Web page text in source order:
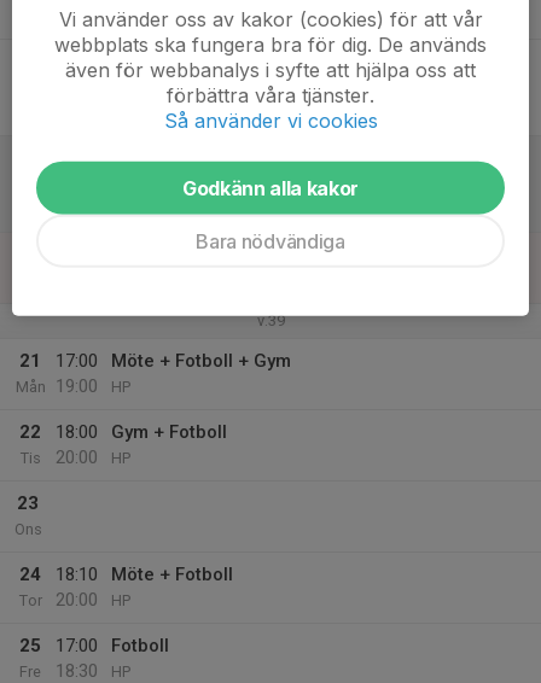
18:30
HP
20:15
Match mot GAIS
Division 3 Dam
Härlanda Park 1 Konstgräs
Lör
13:00
Match mot Stafsinge IF
Division 2 Dam Sydvästra Götaland
Stafsinge IP 1
v.39
21
Mån
17:00
19:00
Möte + Fotboll + Gym
HP
22
Tis
18:00
20:00
Gym + Fotboll
HP
23
Ons
24
Tor
18:10
20:00
Möte + Fotboll
HP
25
Fre
17:00
18:30
Fotboll
HP
Vi använder oss av kakor (cookies) för att vår
webbplats ska fungera bra för dig. De används
även för webbanalys i syfte att hjälpa oss att
förbättra våra tjänster.
Så använder vi cookies
Godkänn alla kakor
Bara nödvändiga